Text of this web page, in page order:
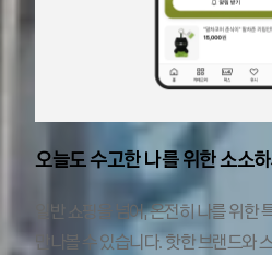
오늘도 수고한 나를 위한 소소
일반 쇼핑을 넘어, 온전히 나를 위한
만나볼 수 있습니다. 핫한 브랜드와